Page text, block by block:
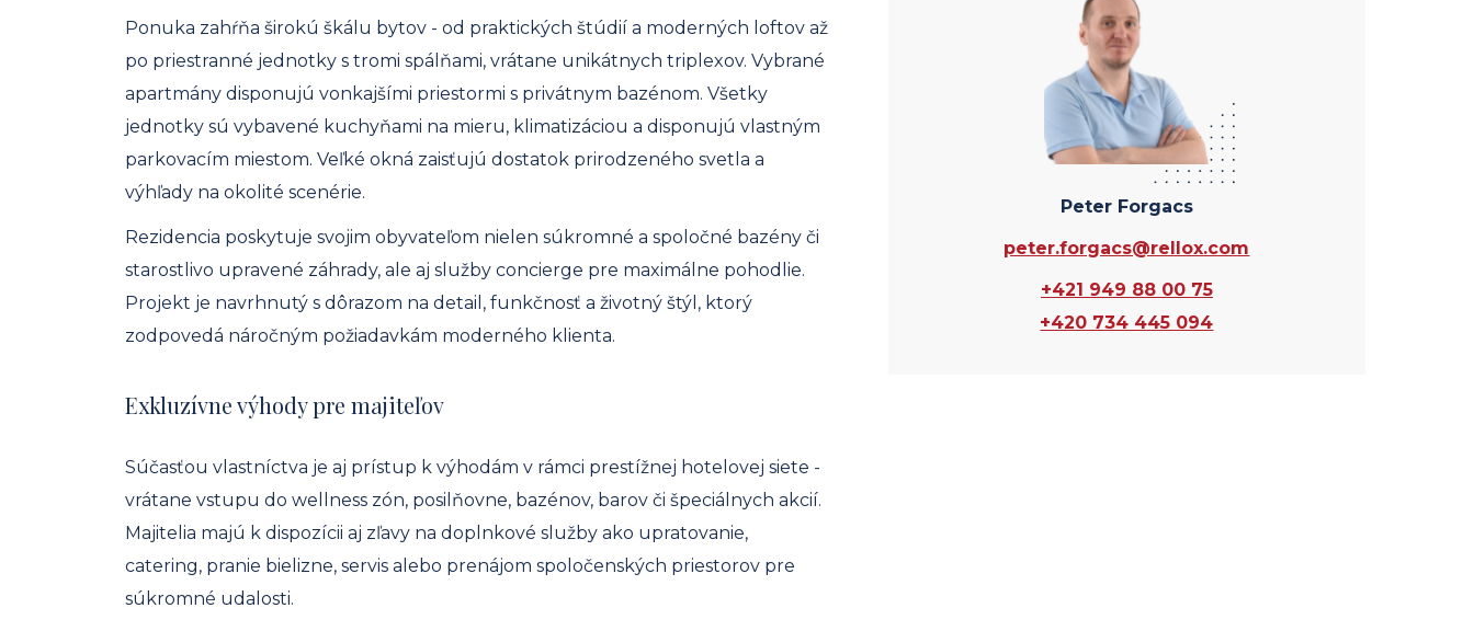
Ponuka zahŕňa širokú škálu bytov - od praktických štúdií a moderných loftov až
po priestranné jednotky s tromi spálňami, vrátane unikátnych triplexov. Vybrané
apartmány disponujú vonkajšími priestormi s privátnym bazénom. Všetky
jednotky sú vybavené kuchyňami na mieru, klimatizáciou a disponujú vlastným
parkovacím miestom. Veľké okná zaisťujú dostatok prirodzeného svetla a
výhľady na okolité scenérie.
Rezidencia poskytuje svojim obyvateľom nielen súkromné ​​a spoločné bazény či
starostlivo upravené záhrady, ale aj služby concierge pre maximálne pohodlie.
Projekt je navrhnutý s dôrazom na detail, funkčnosť a životný štýl, ktorý
zodpovedá náročným požiadavkám moderného klienta.
Exkluzívne výhody pre majiteľov
Súčasťou vlastníctva je aj prístup k výhodám v rámci prestížnej hotelovej siete -
vrátane vstupu do wellness zón, posilňovne, bazénov, barov či špeciálnych akcií.
Majitelia majú k dispozícii aj zľavy na doplnkové služby ako upratovanie,
catering, pranie bielizne, servis alebo prenájom spoločenských priestorov pre
súkromné ​​udalosti.
Peter Forgacs
peter.forgacs@rellox.com
+421 949 88 00 75
+420 734 445 094